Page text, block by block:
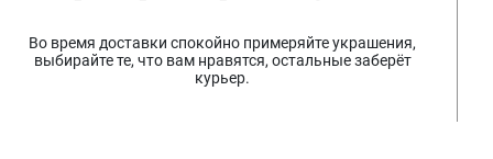
Во время доставки спокойно примеряйте украшения,
выбирайте те, что вам нравятся, остальные заберёт
курьер.